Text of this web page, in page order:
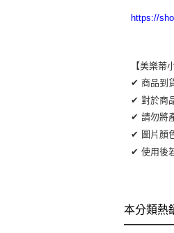
https://
【美樂蒂
✔ 商品到
✔ 對於商
✔ 請勿將
✔ 圖片顏
✔ 使用後
本分類熱